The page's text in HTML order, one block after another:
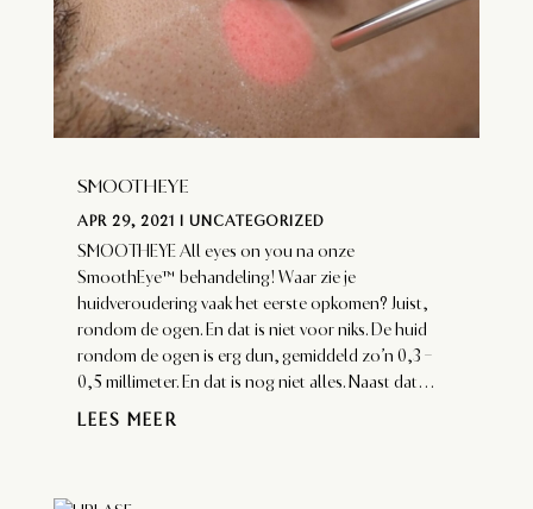
SMOOTHEYE
APR 29, 2021 UNCATEGORIZED
SMOOTHEYE All eyes on you na onze
SmoothEye™ behandeling! Waar zie je
huidveroudering vaak het eerste opkomen? Juist,
rondom de ogen. En dat is niet voor niks. De huid
rondom de ogen is erg dun, gemiddeld zo’n 0,3 –
0,5 millimeter. En dat is nog niet alles. Naast dat...
LEES MEER